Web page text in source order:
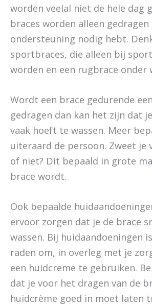
worden veelal niet de hele dag
braces worden alleen
ondersteuning nodig hebt.
sportbraces, die alleen bij
worden en een rugbrace onder
Wordt een brace gedurende
gedragen dan kan het zijn dat
vaak hoeft te wassen. Meer
uiteraard de persoon. Zweet je
of niet? Dit bepaald in grote
brace wordt.
Ook bepaalde
ervoor zorgen dat je de brace
wassen. Bij huidaandoeningen
raden om, in overleg met je
een huidcreme te gebruiken.
dat je voor het dragen van de
huidcrème goed in moet laten